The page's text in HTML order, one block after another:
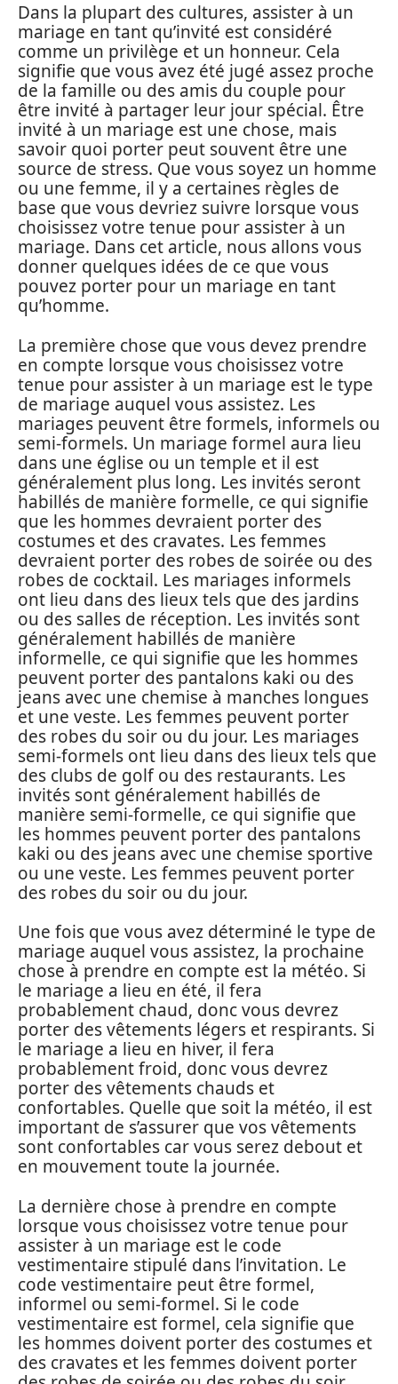
Dans la plupart des cultures, assister à un
mariage en tant qu’invité est considéré
comme un privilège et un honneur. Cela
signifie que vous avez été jugé assez proche
de la famille ou des amis du couple pour
être invité à partager leur jour spécial. Être
invité à un mariage est une chose, mais
savoir quoi porter peut souvent être une
source de stress. Que vous soyez un homme
ou une femme, il y a certaines règles de
base que vous devriez suivre lorsque vous
choisissez votre tenue pour assister à un
mariage. Dans cet article, nous allons vous
donner quelques idées de ce que vous
pouvez porter pour un mariage en tant
qu’homme.
La première chose que vous devez prendre
en compte lorsque vous choisissez votre
tenue pour assister à un mariage est le type
de mariage auquel vous assistez. Les
mariages peuvent être formels, informels ou
semi-formels. Un mariage formel aura lieu
dans une église ou un temple et il est
généralement plus long. Les invités seront
habillés de manière formelle, ce qui signifie
que les hommes devraient porter des
costumes et des cravates. Les femmes
devraient porter des robes de soirée ou des
robes de cocktail. Les mariages informels
ont lieu dans des lieux tels que des jardins
ou des salles de réception. Les invités sont
généralement habillés de manière
informelle, ce qui signifie que les hommes
peuvent porter des pantalons kaki ou des
jeans avec une chemise à manches longues
et une veste. Les femmes peuvent porter
des robes du soir ou du jour. Les mariages
semi-formels ont lieu dans des lieux tels que
des clubs de golf ou des restaurants. Les
invités sont généralement habillés de
manière semi-formelle, ce qui signifie que
les hommes peuvent porter des pantalons
kaki ou des jeans avec une chemise sportive
ou une veste. Les femmes peuvent porter
des robes du soir ou du jour.
Une fois que vous avez déterminé le type de
mariage auquel vous assistez, la prochaine
chose à prendre en compte est la météo. Si
le mariage a lieu en été, il fera
probablement chaud, donc vous devrez
porter des vêtements légers et respirants. Si
le mariage a lieu en hiver, il fera
probablement froid, donc vous devrez
porter des vêtements chauds et
confortables. Quelle que soit la météo, il est
important de s’assurer que vos vêtements
sont confortables car vous serez debout et
en mouvement toute la journée.
La dernière chose à prendre en compte
lorsque vous choisissez votre tenue pour
assister à un mariage est le code
vestimentaire stipulé dans l’invitation. Le
code vestimentaire peut être formel,
informel ou semi-formel. Si le code
vestimentaire est formel, cela signifie que
les hommes doivent porter des costumes et
des cravates et les femmes doivent porter